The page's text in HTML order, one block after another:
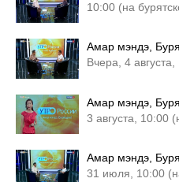
10:00 (на
Амар мэндэ,
Вчера, 4
Амар мэндэ,
3 августа, 10:00
Амар мэндэ,
31 июля, 10:00